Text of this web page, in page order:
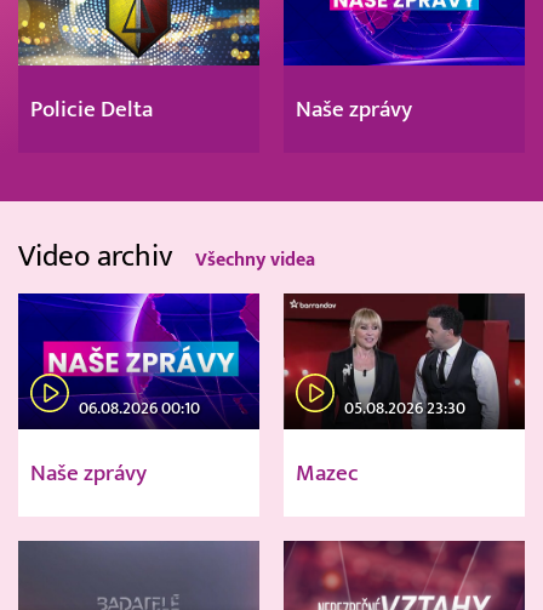
Policie Delta Naše zprávy
Video archiv Všechny videa
06.08.2026 00:10
Naše zprávy
05.08.2026 23:30
Mazec